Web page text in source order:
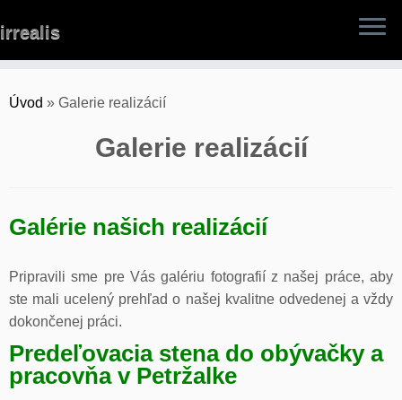
to
irrealis
Úvod » Galerie realizácií
Galerie realizácií
Galérie našich realizácií
Pripravili sme pre Vás galériu fotografií z našej práce, aby
ste mali ucelený prehľad o našej kvalitne odvedenej a vždy
dokončenej práci.
Predeľovacia stena do obývačky a
pracovňa v Petržalke